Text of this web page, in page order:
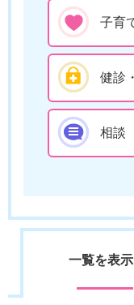
子育
健診
相談
一覧を表示